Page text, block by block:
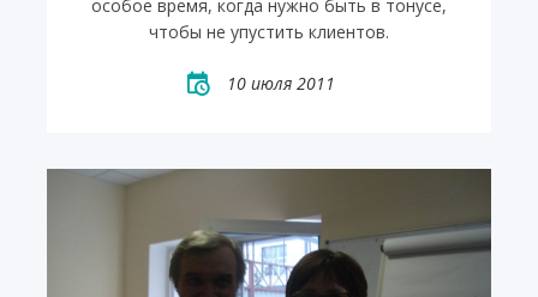
особое время, когда нужно быть в тонусе,
чтобы не упустить клиентов.
10 июля 2011